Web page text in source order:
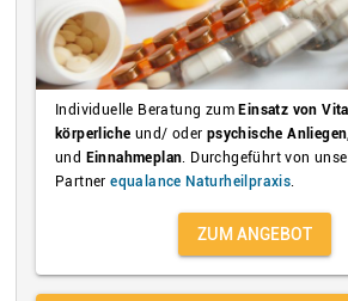
Individuelle Beratung zumEinsatz von
körperliche und/ oder psychische Anliegen
und Einnahmeplan . Durchgeführt von
Partnerequalance Naturheilpraxis
ZUM ANGEBOT